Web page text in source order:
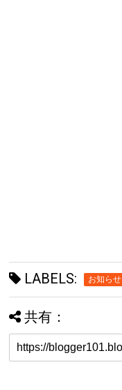
LABELS: お知らせ
共有：